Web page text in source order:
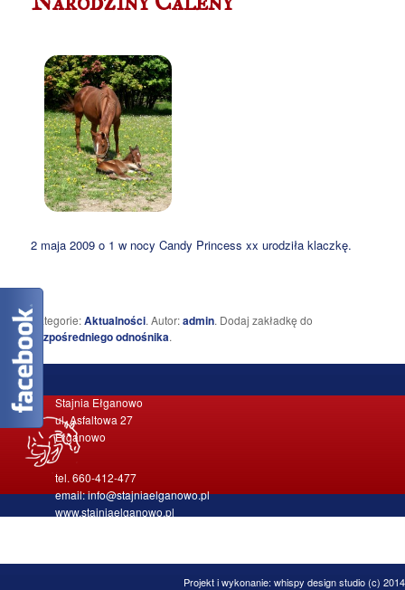
2 maja 2009 o 1 w nocy Candy Princess xx urodziła klaczkę.
Kategorie:Aktualności. Autor:admin. Dodaj zakładkę do
bezpośredniego odnośnika.
Stajnia Ełganowo
ul. Asfaltowa 27
Ełganowo
tel. 660-412-477
email: info@stajniaelganowo.pl
www.stajniaelganowo.pl
Projekt i wykonanie: whispy design studio(c) 2014